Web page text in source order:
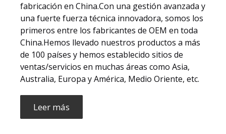
fabricación en China.Con una gestión avanzada y
una fuerte fuerza técnica innovadora, somos los
primeros entre los fabricantes de OEM en toda
China.Hemos llevado nuestros productos a más
de 100 países y hemos establecido sitios de
ventas/servicios en muchas áreas como Asia,
Australia, Europa y América, Medio Oriente, etc.
Leer más